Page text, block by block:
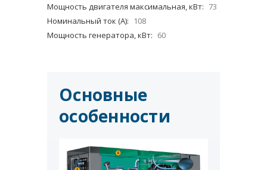
Мощность двигателя максимальная, кВт: 73
Номинальный ток (А):
108
Мощность генератора, кВт: 60
Основные
особенности